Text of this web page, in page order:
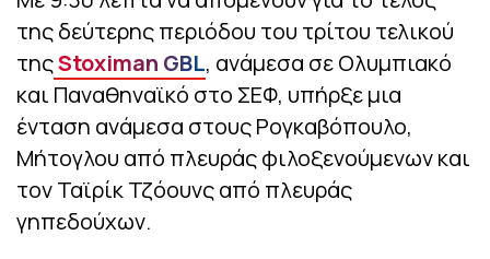
της δεύτερης περιόδου του τρίτου τελικού
τηςStoximan GBL, ανάμεσα σε Ολυμπιακό
και Παναθηναϊκό στο ΣΕΦ, υπήρξε μια
ένταση ανάμεσα στους Ρογκαβόπουλο,
Μήτογλου από πλευράς φιλοξενούμενων και
τον Ταϊρίκ Τζόουνς από πλευράς
γηπεδούχων.